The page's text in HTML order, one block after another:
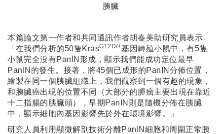
胰臟
本篇論文第一作者和共同通訊作者胡春美助研究員表示
「在我們分析的50隻KrasG12D/+基因轉殖小鼠中，有5隻
小鼠完全沒有PanIN形成，顯示我們能成功定位最早
PanIN的發生。接著，將45個已成形的PanIN分佈位置，
繪製在同一個胰臟組織上，我們觀察到一個有趣的現象，
和胰臟癌出現的位置不同（大部分的腫瘤主要出現在靠近
十二指腸的胰臟頭），早期PanIN則是隨機分佈在胰臟
中，顯示細胞內基因影響先於外在環境影響。」
研究人員利用顯微解剖技術分離PanIN細胞和周圍正常胰